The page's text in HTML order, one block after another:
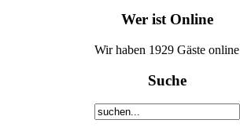
Wer ist Online
Wir haben 1929 Gäste online
Suche